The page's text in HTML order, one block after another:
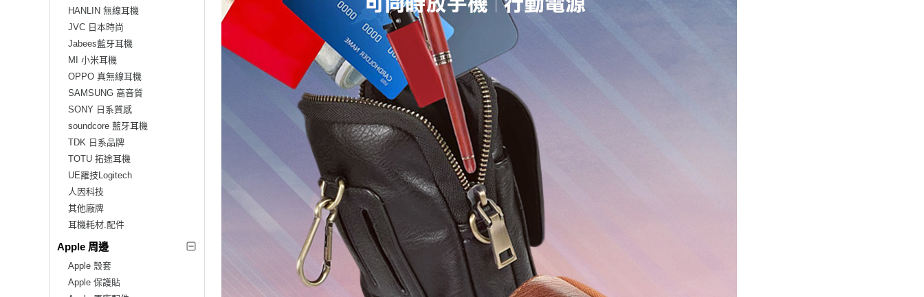
HANLIN 無線耳機
JVC 日本時尚
Jabees藍牙耳機
MI 小米耳機
OPPO 真無線耳機
SAMSUNG 高音質
SONY 日系質感
soundcore 藍牙耳機
TDK 日系品牌
TOTU 拓途耳機
UE羅技Logitech
人因科技
其他廠牌
耳機耗材.配件
Apple 周邊
Apple 殼套
Apple 保護貼